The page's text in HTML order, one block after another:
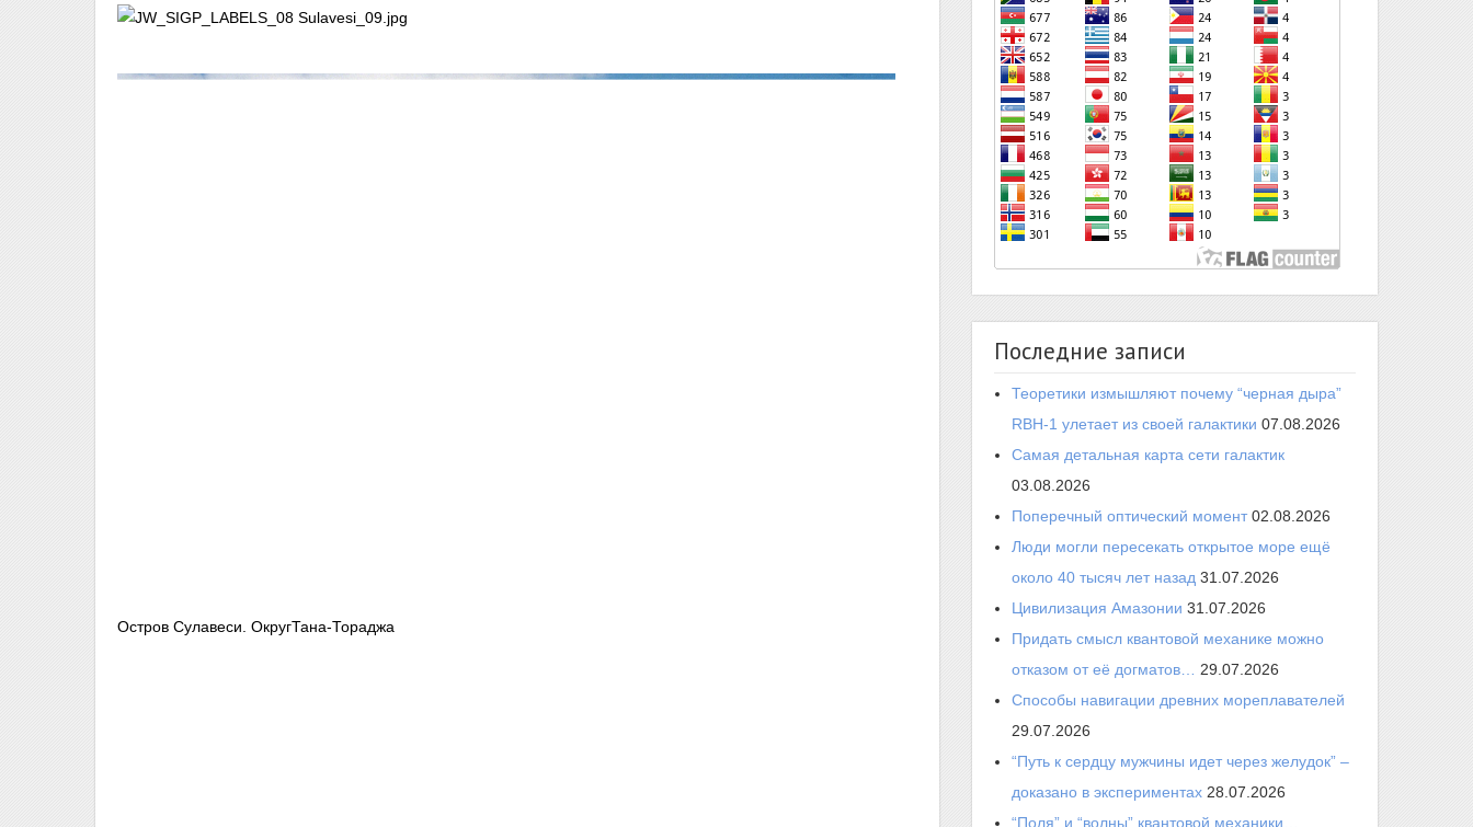
Остров Сулавеси. ОкругТана-Тораджа
Последние записи
Теоретики измышляют почему “черная дыра”
RBH-1 улетает из своей галактики 07.08.2026
Самая детальная карта сети галактик
03.08.2026
Поперечный оптический момент 02.08.2026
Люди могли пересекать открытое море ещё
около 40 тысяч лет назад 31.07.2026
Цивилизация Амазонии 31.07.2026
Придать смысл квантовой механике можно
отказом от её догматов…
29.07.2026
Способы навигации древних мореплавателей
29.07.2026
“Путь к сердцу мужчины идет через желудок” –
доказано в экспериментах 28.07.2026
“Поля” и “волны” квантовой механики…